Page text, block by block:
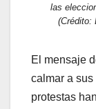
las
(Crédito:
El mensaje
calmar a
protestas